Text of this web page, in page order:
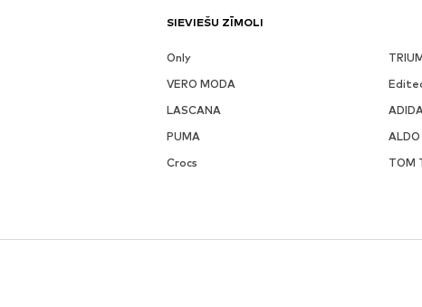
SIEVIEŠU ZĪMOLI
Only
VERO MODA
LASCANA
PUMA
ALDO
Crocs
TOM